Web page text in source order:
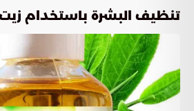
تنظيف البشرة باستخدام زيت